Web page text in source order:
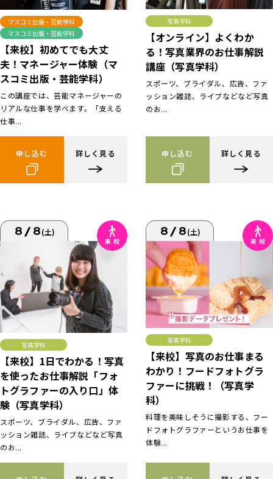
マスコミ出版・芸能学科
マスコミ出版・芸能学科
【来校】初めてでも大丈
夫！マネージャー体験（マ
スコミ出版・芸能学科）
この講座では、芸能マネージャーの
リアルな仕事を学べます。「支える
仕事...
申し込む 詳しく見る
写真学科
【オンライン】よくわか
る！写真業界のお仕事解説
講座（写真学科）
スポーツ、ブライダル、広告、ファ
ッション雑誌、ライブなどなど写真
のお...
申し込む 詳しく見る
8/8(土)
写真学科
【来校】1日でわかる！写真
を使ったお仕事解説「フォ
トグラファーの入り口」体
験（写真学科）
スポーツ、ブライダル、広告、ファ
ッション雑誌、ライブなどなど写真
のお...
8/8(土)
写真学科
【来校】写真のお仕事まる
わかり！フードフォトグラ
ファーに挑戦！（写真学
科）
料理を美味しそうに撮影する、フー
ドフォトグラファーというお仕事を
体験...